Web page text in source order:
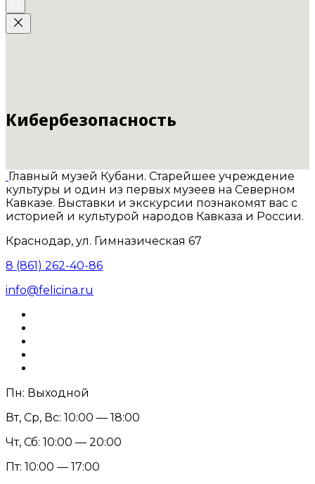
Кибербезопасность
Главный музей Кубани. Старейшее учреждение
культуры и один из первых музеев на Северном
Кавказе. Выставки и экскурсии познакомят вас с
историей и культурой народов Кавказа и России.
Краснодар, ул. Гимназическая 67
8 (861) 262-40-86
info@felicina.ru
Пн: Выходной
Вт, Ср, Вс: 10:00 — 18:00
Чт, Сб: 10:00 — 20:00
Пт: 10:00 — 17:00